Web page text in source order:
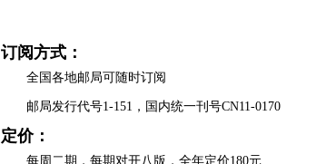
订阅方式：
全国各地邮局可随时订阅
邮局发行代号1-151，国内统一刊号CN11-0170
定价：
每周二期，每期对开八版，全年定价180元